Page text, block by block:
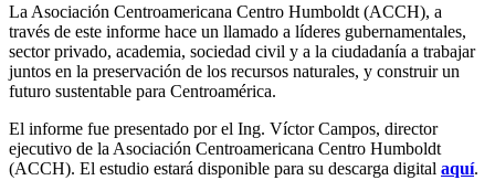
La Asociación Centroamericana Centro Humboldt (ACCH), a
través de este informe hace un llamado a líderes gubernamentales,
sector privado, academia, sociedad civil y a la ciudadanía a trabajar
juntos en la preservación de los recursos naturales, y construir un
futuro sustentable para Centroamérica.
El informe fue presentado por el Ing. Víctor Campos, director
ejecutivo de la Asociación Centroamericana Centro Humboldt
(ACCH). El estudio estará disponible para su descarga digital aquí.